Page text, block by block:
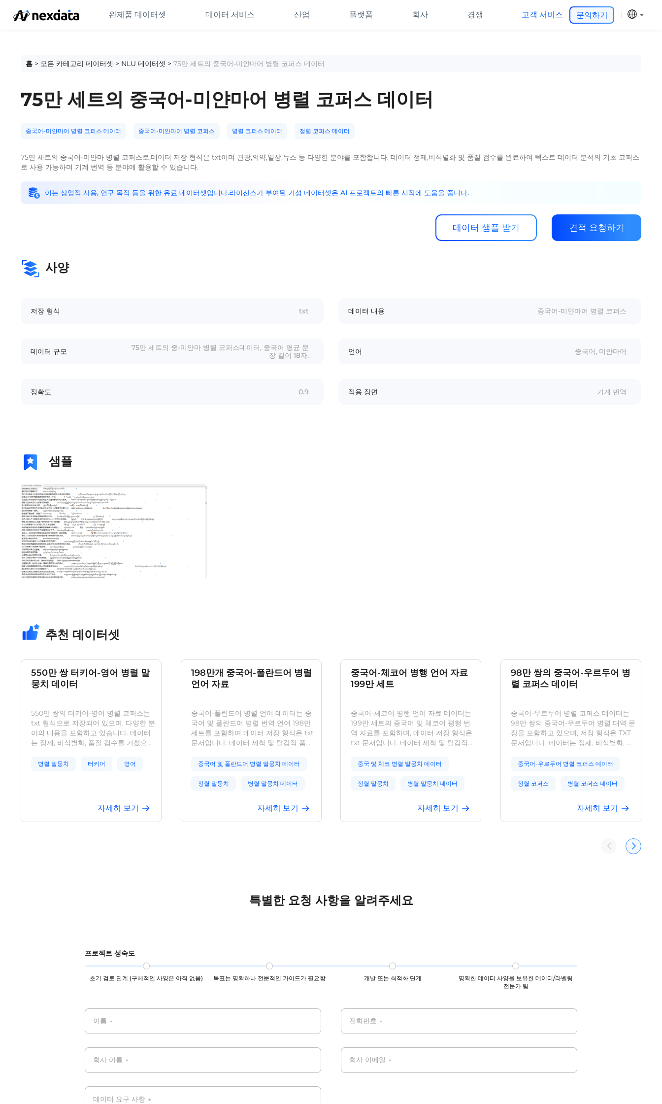
완제품 데이터셋 데이터 서비스 산업 플랫폼 회사 경쟁 고객 서비스 문의하기
홈 > 모든 카테고리 데이터셋 > NLU 데이터셋 > 75만 세트의 중국어-미얀마어 병렬 코퍼스 데이터
75만 세트의 중국어-미얀마어 병렬 코퍼스 데이터
중국어-미얀마어 병렬 코퍼스 데이터 중국어-미얀마어 병렬 코퍼스 병렬 코퍼스 데이터 정렬 코퍼스 데이터
75만 세트의 중국어-미얀마 병렬 코퍼스로,데이터 저장 형식은 txt이며 관광,의약,일상,뉴스 등 다양한 분야를 포함합니다. 데이터 정제,비식별화 및 품질 검수를 완료하여 텍스트 데이터 분석의 기초 코퍼스
로 사용 가능하며 기계 번역 등 분야에 활용할 수 있습니다.
이는 상업적 사용, 연구 목적 등을 위한 유료 데이터셋입니다.라이선스가 부여된 기성 데이터셋은 AI 프로젝트의 빠른 시작에 도움을 줍니다.
데이터 샘플 받기 견적 요청하기
사양
저장 형식 txt 데이터 내용 중국어-미얀마어 병렬 코퍼스
데이터 규모
75만 세트의 중-미얀마 병렬 코퍼스데이터, 중국어 평균 문
장 길이 18자.
언어 중국어, 미얀마어
정확도 0.9 적용 장면 기계 번역
샘플
추천 데이터셋
550만 쌍 터키어-영어 병렬 말
뭉치 데이터
550만 쌍의 터키어-영어 병렬 코퍼스는
txt 형식으로 저장되어 있으며, 다양한 분
야의 내용을 포함하고 있습니다. 데이터
는 정제, 비식별화, 품질 검수를 거쳤으며,
용될 수 있으며, 기계 번역 등의 분야에서
병렬 말뭉치 터키어 영어
자세히 보기
198만개 중국어-폴란드어 병렬
언어 자료
중국어-폴란드어 병렬 언어 데이터는 중
국어 및 폴란드어 병렬 번역 언어 198만
세트를 포함하며 데이터 저장 형식은 txt
문서입니다. 데이터 세척 및 탈감작 품질
분야에서 텍스트 데이터 분석을 위한 기
중국어 및 폴란드어 병렬 말뭉치 데이터
정렬 말뭉치 병렬 말뭉치 데이터
자세히 보기
중국어-체코어 병행 언어 자료
199만 세트
중국어-체코어 평행 언어 자료 데이터는
199만 세트의 중국어 및 체코어 평행 번
역 자료를 포함하며, 데이터 저장 형식은
txt 문서입니다. 데이터 세척 및 탈감작
기타 분야에서 텍스트 데이터 분석을 위
중국 및 체코 병렬 말뭉치 데이터
정렬 말뭉치 병렬 말뭉치 데이터
자세히 보기
98만 쌍의 중국어-우르두어 병
렬 코퍼스 데이터
중국어-우르두어 병렬 코퍼스 데이터는
98만 쌍의 중국어-우르두어 병렬 대역 문
장을 포함하고 있으며, 저장 형식은 TXT
문서입니다. 데이터는 정제, 비식별화, 품
의 기초 코퍼스로서 기계 번역 등 다양한
중국어-우르두어 병렬 코퍼스 데이터
정렬 코퍼스 병렬 코퍼스 데이터
자세히 보기
특별한 요청 사항을 알려주세요
프로젝트 성숙도
초기 검토 단계 (구체적인 사양은 아직 없음) 목표는 명확하나 전문적인 가이드가 필요함 개발 또는 최적화 단계
명확한 데이터 사양을 보유한 데이터/라벨링
전문가 팀
이름 * 전화번호 *
회사 이름 * 회사 이메일 *
데이터 요구 사항 *